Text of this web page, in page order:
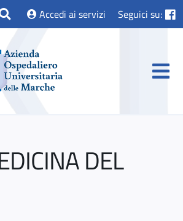
Accedi ai servizi Seguici su:
DEL